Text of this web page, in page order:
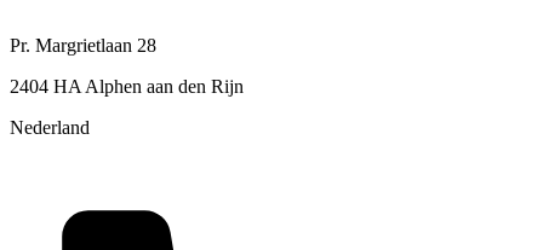
Pr. Margrietlaan 28
2404 HA Alphen aan den Rijn
Nederland